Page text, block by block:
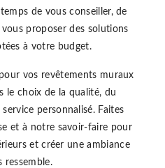
de vous conseiller, de
proposer des solutions
à votre budget.
vos revêtements muraux
le choix de la qualité, du
personnalisé. Faites
et à notre savoir-faire pour
et créer une ambiance
ressemble.